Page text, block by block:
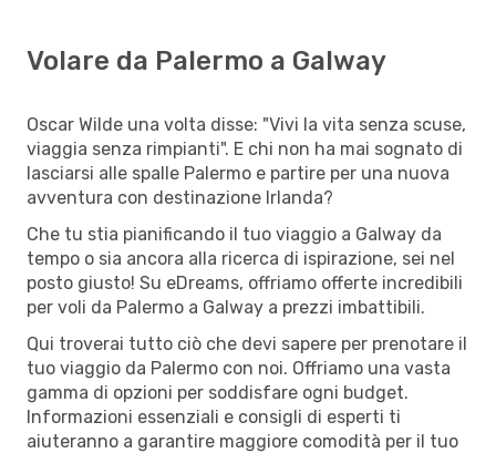
Volare da Palermo a Galway
Oscar Wilde una volta disse: "Vivi la vita senza scuse,
viaggia senza rimpianti". E chi non ha mai sognato di
lasciarsi alle spalle Palermo e partire per una nuova
avventura con destinazione Irlanda?
Che tu stia pianificando il tuo viaggio a Galway da
tempo o sia ancora alla ricerca di ispirazione, sei nel
posto giusto! Su eDreams, offriamo offerte incredibili
per voli da Palermo a Galway a prezzi imbattibili.
Qui troverai tutto ciò che devi sapere per prenotare il
tuo viaggio da Palermo con noi. Offriamo una vasta
gamma di opzioni per soddisfare ogni budget.
Informazioni essenziali e consigli di esperti ti
aiuteranno a garantire maggiore comodità per il tuo